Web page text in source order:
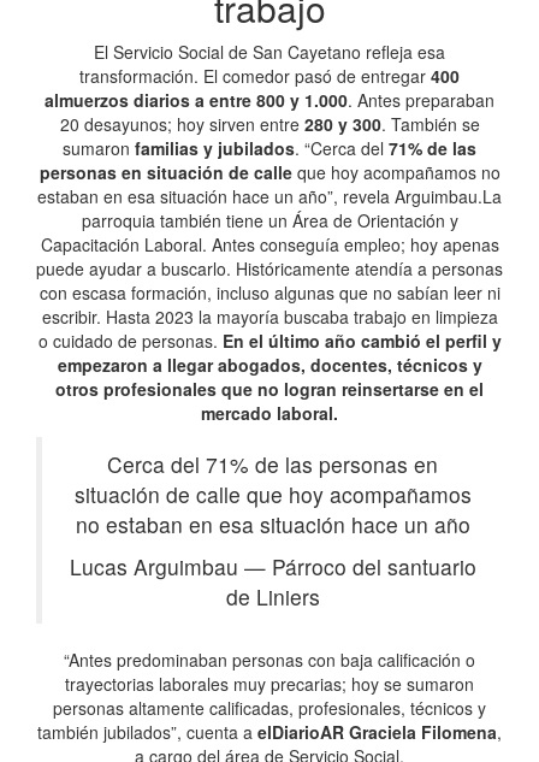
El Servicio Social de San Cayetano refleja esa
transformación. El comedor pasó de entregar 400
almuerzos diarios a entre 800 y 1.000. Antes preparaban
20 desayunos; hoy sirven entre 280 y 300. También se
sumaron familias y jubilados. “Cerca del 71% de las
personas en situación de calleque hoy acompañamos no
estaban en esa situación hace un año”, revela Arguimbau.La
parroquia también tiene un Área de Orientación y
Capacitación Laboral. Antes conseguía empleo; hoy apenas
puede ayudar a buscarlo. Históricamente atendía a personas
con escasa formación, incluso algunas que no sabían leer ni
escribir. Hasta 2023 la mayoría buscaba trabajo en limpieza
o cuidado de personas. En el último año cambió el perfil y
empezaron a llegar abogados, docentes, técnicos y
otros profesionales que no logran reinsertarse en el
mercado laboral.
Cerca del 71% de las personas en
situación de calle que hoy acompañamos
no estaban en esa situación hace un año
Lucas Arguimbau —Párroco del santuario
de Liniers
“Antes predominaban personas con baja calificación o
trayectorias laborales muy precarias; hoy se sumaron
personas altamente calificadas, profesionales, técnicos y
también jubilados”, cuenta a elDiarioAR Graciela Filomena,
a cargo del área de Servicio Social.